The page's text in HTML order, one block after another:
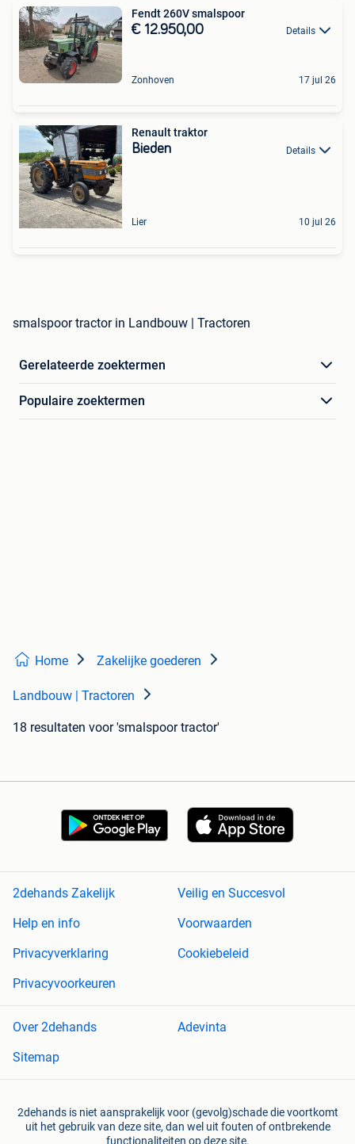
Fendt 260V smalspoor
€ 12.950,00 Details
Zonhoven 17 jul 26
Renault traktor
Bieden Details
Lier 10 jul 26
smalspoor tractor in Landbouw | Tractoren
Gerelateerde zoektermen
Populaire zoektermen
Home Zakelijke goederen
Landbouw | Tractoren
18 resultaten voor 'smalspoor tractor'
2dehands Zakelijk
Veilig en Succesvol
Help en info
Voorwaarden
Privacyverklaring
Cookiebeleid
Privacyvoorkeuren
Over 2dehands
Adevinta
Sitemap
2dehands is niet aansprakelijk voor (gevolg)schade die voortkomt
uit het gebruik van deze site, dan wel uit fouten of ontbrekende
functionaliteiten op deze site.